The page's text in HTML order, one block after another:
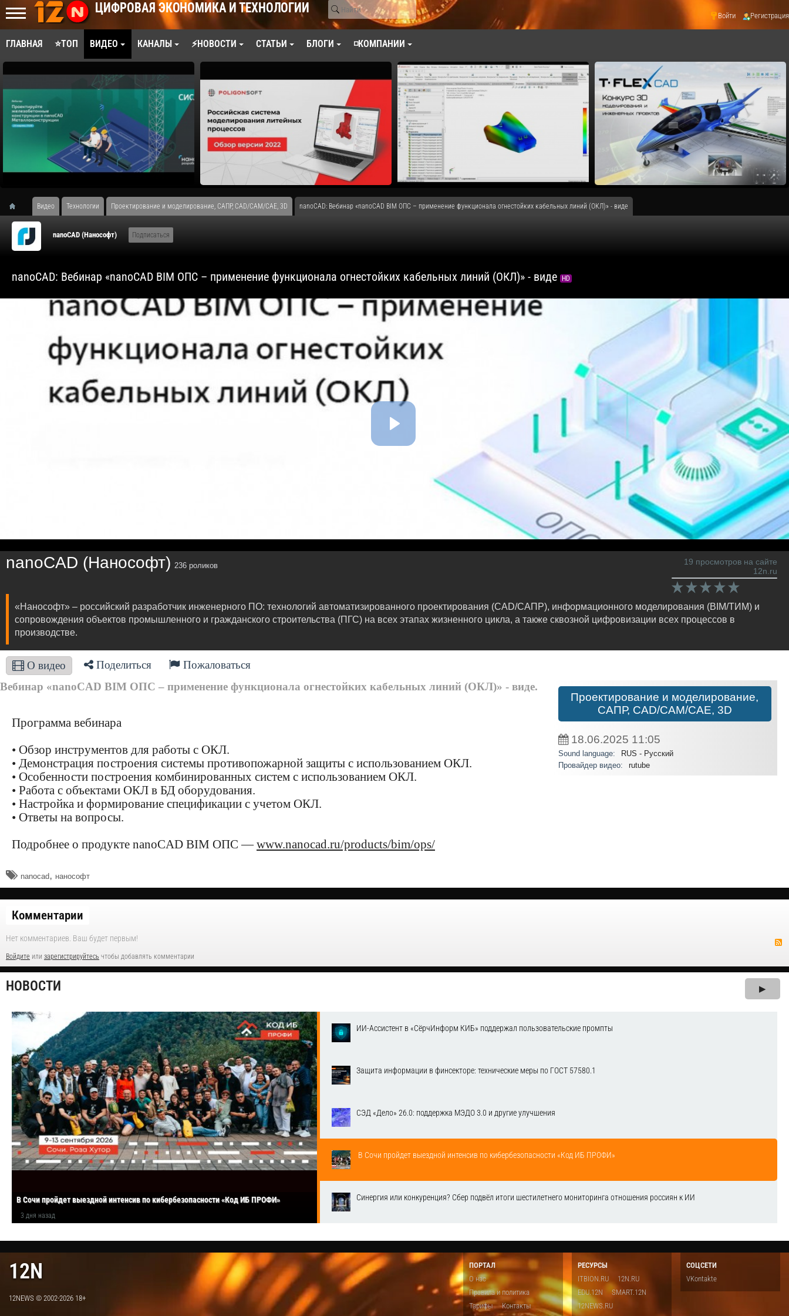
ЦИФРОВАЯ ЭКОНОМИКА И ТЕХНОЛОГИИ Войти Регистрация
ГЛАВНАЯ ⭐ТОП ВИДЕО КАНАЛЫ ⚡НОВОСТИ СТАТЬИ БЛОГИ ◽КОМПАНИИ
Видео Технологии Проектирование и моделирование, САПР, CAD/CAM/CAE, 3D nanoCAD: Вебинар «nanoCAD BIM ОПС – применение функционала огнестойких кабельных линий (ОКЛ)» - виде
nanoCAD (Нанософт) Подписаться
nanoCAD: Вебинар «nanoCAD BIM ОПС – применение функционала огнестойких кабельных линий (ОКЛ)» - виде HD
nanoCAD (Нанософт) 236 роликов
19 просмотров на сайте
12n.ru
«Нанософт» – российский разработчик инженерного ПО: технологий автоматизированного проектирования (CAD/САПР), информационного моделирования (BIM/ТИМ) и
сопровождения объектов промышленного и гражданского строительства (ПГС) на всех этапах жизненного цикла, а также сквозной цифровизации всех процессов в
производстве.
О видео Поделиться
Пожаловаться
Вебинар «nanoCAD BIM ОПС – применение функционала огнестойких кабельных линий (ОКЛ)» - виде.
Программа вебинара
• Обзор инструментов для работы с ОКЛ.
• Демонстрация построения системы противопожарной защиты с использованием ОКЛ.
• Особенности построения комбинированных систем с использованием ОКЛ.
• Работа с объектами ОКЛ в БД оборудования.
• Настройка и формирование спецификации с учетом ОКЛ.
• Ответы на вопросы.
Подробнее о продукте nanoCAD BIM ОПС —www.nanocad.ru/products/bim/ops/
nanocad, нанософт
Проектирование и моделирование,
САПР, CAD/CAM/CAE, 3D
18.06.2025 11:05
Sound language:
RUS - Русский
Провайдер видео:
rutube
Комментарии
Нет комментариев. Ваш будет первым!
Войдите или зарегистрируйтесь чтобы добавлять комментарии
НОВОСТИ ▶
​ В Сочи пройдет выездной интенсив по кибербезопасности «Код ИБ ПРОФИ»
3 дня назад
ИИ-Ассистент в «СёрчИнформ КИБ» поддержал пользовательские промпты
Защита информации в финсекторе: технические меры по ГОСТ 57580.1
СЭД «Дело» 26.0: поддержка МЭДО 3.0 и другие улучшения
​ В Сочи пройдет выездной интенсив по кибербезопасности «Код ИБ ПРОФИ»
Синергия или конкуренция? Сбер подвёл итоги шестилетнего мониторинга отношения россиян к ИИ
12N
12NEWS © 2002-2026 18+
ПОРТАЛ
О нас
Правила и политика
Тарифы
Контакты
РЕСУРСЫ
ITBION.RU
12N.RU
EDU.12N
SMART.12N
12NEWS.RU
СОЦСЕТИ
VKontakte